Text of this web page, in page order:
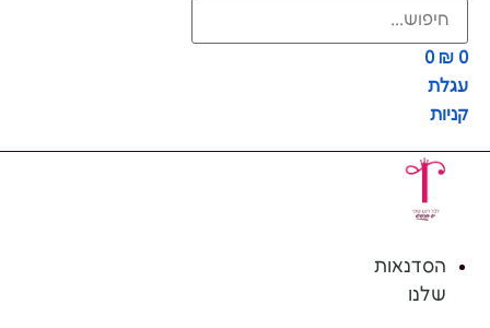
₪ 0
0
עגלת
קניות
הסדנאות
שלנו